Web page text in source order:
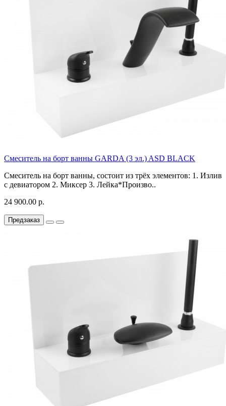
Смеситель на борт ванны GARDA (3 эл.) ASD BLACK
Смеситель на борт ванны, состоит из трёх элементов: 1. Излив
с девиатором 2. Миксер 3. Лейка*Произво..
24 900.00 р.
Предзаказ